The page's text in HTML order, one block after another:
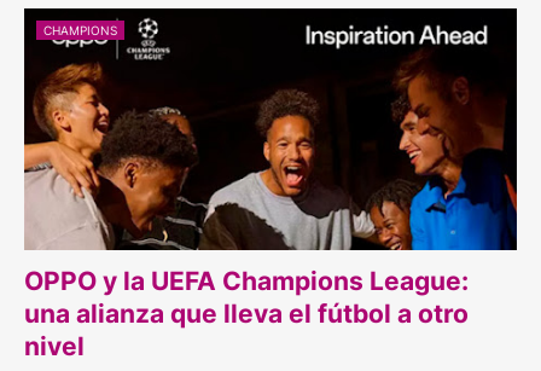
CHAMPIONS
OPPO y la UEFA Champions League:
una alianza que lleva el fútbol a otro
nivel